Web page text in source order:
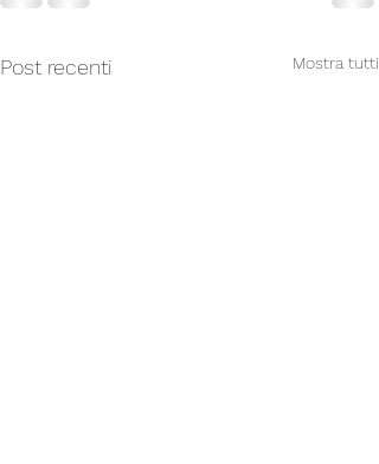
Post recenti Mostra tutti